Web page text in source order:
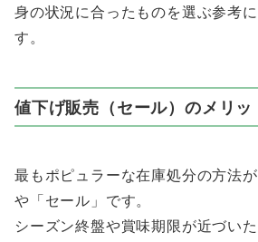
身の状況に合ったものを選ぶ参考
す。
値下げ販売（セール）のメリッ
最もポピュラーな在庫処分の方法が
や「セール」です。
シーズン終盤や賞味期限が近づい